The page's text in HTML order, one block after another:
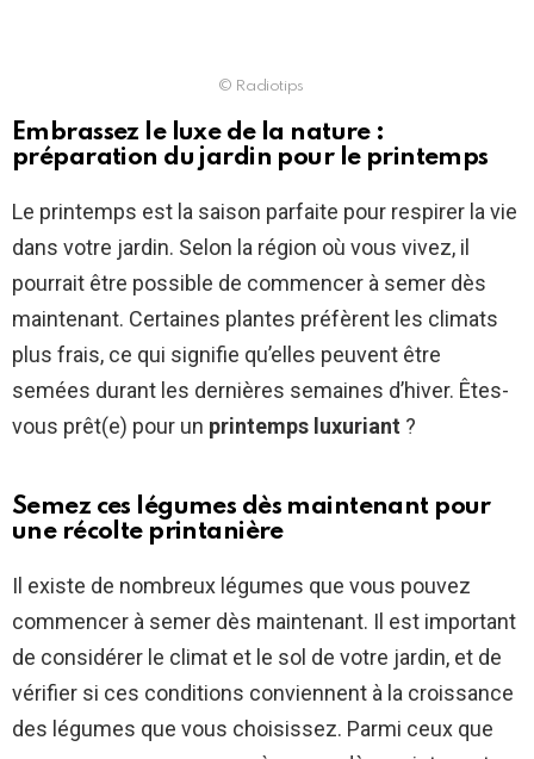
© Radiotips
Embrassez le luxe de la nature :
préparation du jardin pour le printemps
Le printemps est la saison parfaite pour respirer la vie
dans votre jardin. Selon la région où vous vivez, il
pourrait être possible de commencer à semer dès
maintenant. Certaines plantes préfèrent les climats
plus frais, ce qui signifie qu’elles peuvent être
semées durant les dernières semaines d’hiver. Êtes-
vous prêt(e) pour un printemps luxuriant ?
Semez ces légumes dès maintenant pour
une récolte printanière
Il existe de nombreux légumes que vous pouvez
commencer à semer dès maintenant. Il est important
de considérer le climat et le sol de votre jardin, et de
vérifier si ces conditions conviennent à la croissance
des légumes que vous choisissez. Parmi ceux que